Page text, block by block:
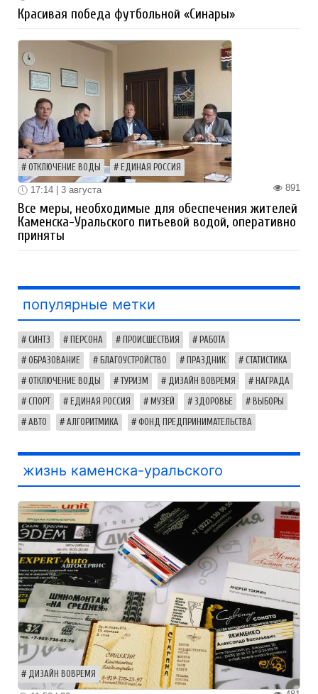
Красивая победа футбольной «Синары»
ОТКЛЮЧЕНИЕ ВОДЫ ЕДИНАЯ РОССИЯ
891
17:14 | 3 августа
Все меры, необходимые для обеспечения жителей
Каменска-Уральского питьевой водой, оперативно
приняты
популярные метки
СИНТЗ ПЕРСОНА ПРОИСШЕСТВИЯ РАБОТА
ОБРАЗОВАНИЕ БЛАГОУСТРОЙСТВО ПРАЗДНИК СТАТИСТИКА
ОТКЛЮЧЕНИЕ ВОДЫ ТУРИЗМ ДИЗАЙН ВОВРЕМЯ НАГРАДА
СПОРТ ЕДИНАЯ РОССИЯ МУЗЕЙ ЗДОРОВЬЕ ВЫБОРЫ
АВТО АЛГОРИТМИКА ФОНД ПРЕДПРИНИМАТЕЛЬСТВА
жизнь каменска-уральского
ДИЗАЙН ВОВРЕМЯ